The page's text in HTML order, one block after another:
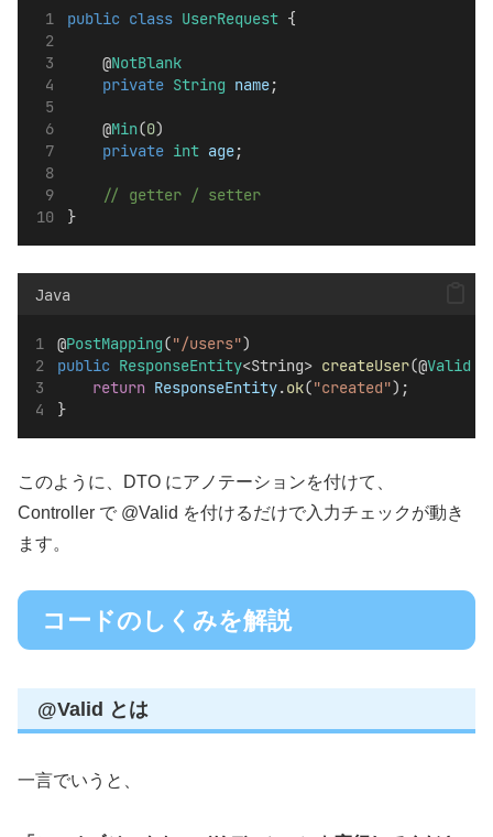
public class UserRequest {
    @
NotBlank
private String name;
    @
Min(0)
private int age;
// getter / setter
}
Java
@PostMapping("/users")
public ResponseEntity<String> createUser(@Valid
return ResponseEntity.ok("created");
}
このように、DTO にアノテーションを付けて、
Controller で @Valid を付けるだけで入力チェックが動き
ます。
コードのしくみを解説
@Valid とは
一言でいうと、